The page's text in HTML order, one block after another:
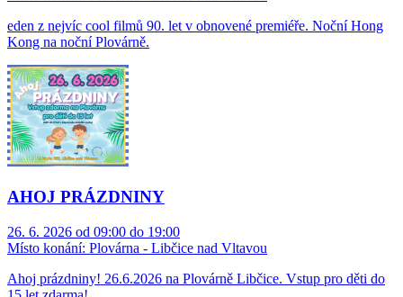
eden z nejvíc cool filmů 90. let v obnovené premiéře. Noční Hong
Kong na noční Plovárně.
AHOJ PRÁZDNINY
26. 6. 2026 od 09:00 do 19:00
Místo konání: Plovárna - Libčice nad Vltavou
Ahoj prázdniny! 26.6.2026 na Plovárně Libčice. Vstup pro děti do